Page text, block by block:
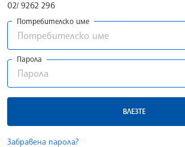
02/ 9262 296
Потребителско име
Парола
ВЛЕЗТЕ
Забравена парола?